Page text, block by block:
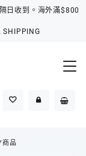
日收到。海外滿$800
SHIPPING
商品